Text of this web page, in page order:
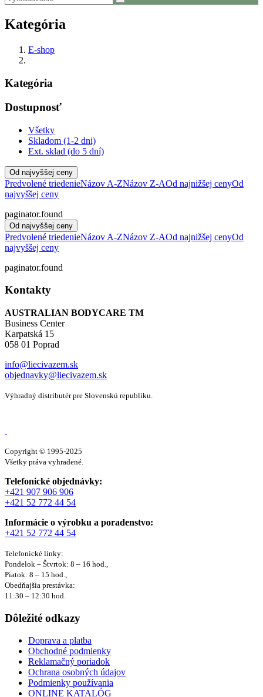
Kategória
E-shop
Kategória
Dostupnosť
Všetky
Skladom (1-2 dni)
Ext. sklad (do 5 dní)
Od najvyššej ceny
Predvolené triedenieNázov A-ZNázov Z-AOd najnižšej cenyOd
najvyššej ceny
paginator.found
Od najvyššej ceny
Predvolené triedenieNázov A-ZNázov Z-AOd najnižšej cenyOd
najvyššej ceny
paginator.found
Kontakty
AUSTRALIAN BODYCARE TM
Business Center
Karpatská 15
058 01 Poprad
info@liecivazem.sk
objednavky@liecivazem.sk
Výhradný distributér pre Slovenskú republiku.
Copyright © 1995-2025
Všetky práva vyhradené.
Telefonické objednávky:
+421 907 906 906
+421 52 772 44 54
Informácie o výrobku a poradenstvo:
+421 52 772 44 54
Telefonické linky:
Pondelok – Štvrtok: 8 – 16 hod.,
Piatok: 8 – 15 hod.,
Obedňajšia prestávka:
11:30 – 12:30 hod.
Dôležité odkazy
Doprava a platba
Obchodné podmienky
Reklamačný poriadok
Ochrana osobných údajov
Podmienky používania
ONLINE KATALÓG